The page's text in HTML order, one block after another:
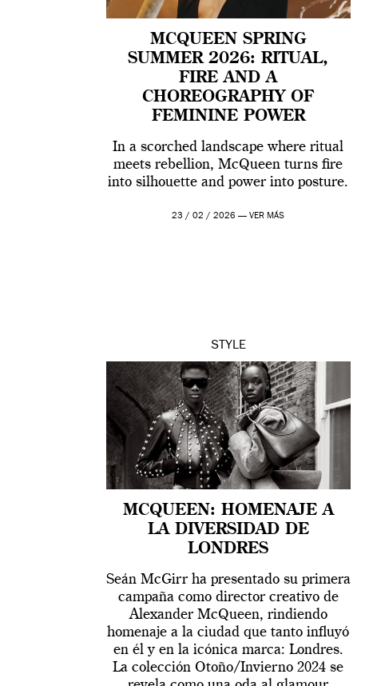
MCQUEEN SPRING
SUMMER 2026: RITUAL,
FIRE AND A
CHOREOGRAPHY OF
FEMININE POWER
In a scorched landscape where ritual
meets rebellion, McQueen turns fire
into silhouette and power into posture.
23 / 02 / 2026 —VER MÁS
STYLE
MCQUEEN: HOMENAJE A
LA DIVERSIDAD DE
LONDRES
Seán McGirr ha presentado su primera
campaña como director creativo de
Alexander McQueen, rindiendo
homenaje a la ciudad que tanto influyó
en él y en la icónica marca: Londres.
La colección Otoño/Invierno 2024 se